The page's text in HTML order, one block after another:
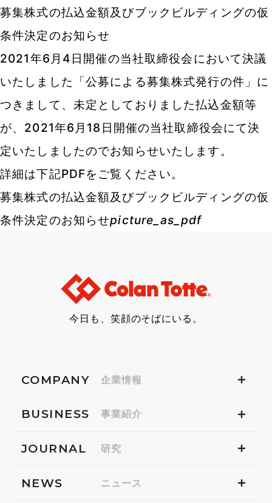
募集株式の払込金額及びブックビルディングの仮
条件決定のお知らせ
2021年6月4日開催の当社取締役会において決議
いたしました「公募による募集株式発行の件」に
つきまして、未定としておりました払込金額等
が、2021年6月18日開催の当社取締役会にて決
定いたしましたのでお知らせいたします。
詳細は下記PDFをご覧ください。
募集株式の払込金額及びブックビルディングの仮
条件決定のお知らせpicture_as_pdf
今日も、笑顔のそばにいる。
COMPANY 企業情報
BUSINESS 事業紹介
JOURNAL 研究
NEWS ニュース